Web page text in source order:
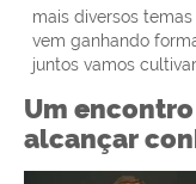
mais diversos
vem ganhando
juntos vamos
Um
alcançar